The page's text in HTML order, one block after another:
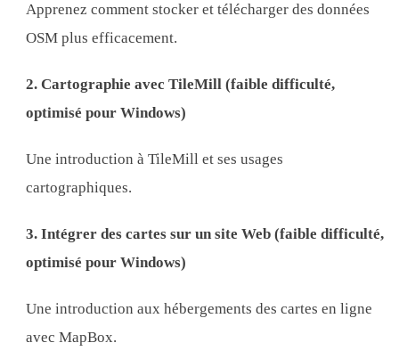
Apprenez comment stocker et télécharger des données
OSM plus efficacement.
2. Cartographie avec TileMill (faible difficulté,
optimisé pour Windows)
Une introduction à TileMill et ses usages
cartographiques.
3. Intégrer des cartes sur un site Web (faible difficulté,
optimisé pour Windows)
Une introduction aux hébergements des cartes en ligne
avec MapBox.